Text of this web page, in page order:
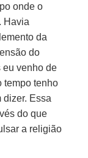
onde o
Havia
da
do
eu venho de
tempo tenho
dizer. Essa
do que
a religião